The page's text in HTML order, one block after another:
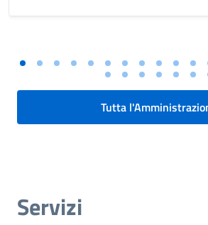
Tutta
Servizi